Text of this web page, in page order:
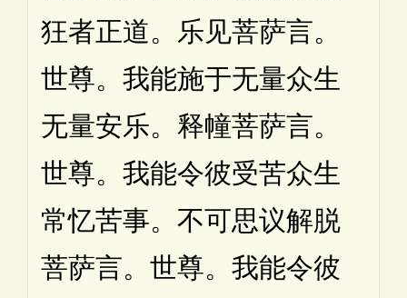
狂者正道。乐见菩萨言。
世尊。我能施于无量众生
无量安乐。释幢菩萨言。
世尊。我能令彼受苦众生
常忆苦事。不可思议解脱
菩萨言。世尊。我能令彼